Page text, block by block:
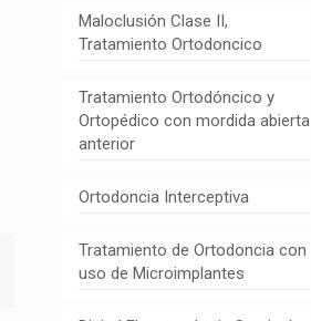
Maloclusión Clase II,
Tratamiento Ortodoncico
Tratamiento Ortodóncico y
Ortopédico con mordida abierta
anterior
Ortodoncia Interceptiva
Tratamiento de Ortodoncia con
uso de Microimplantes